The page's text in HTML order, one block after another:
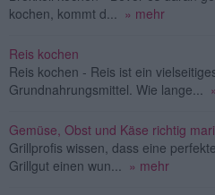
kochen, kommt d...
» mehr
Reis kochen
Reis kochen - Reis ist ein
Grundnahrungsmittel. Wie lange...
Gemüse, Obst und Käse richtig
Grillprofis wissen, dass eine
Grillgut einen wun...
» mehr